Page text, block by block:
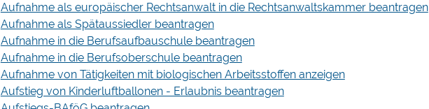
Aufnahme als europäischer Rechtsanwalt in die Rechtsanwaltskammer beantragen
Aufnahme als Spätaussiedler beantragen
Aufnahme in die Berufsaufbauschule beantragen
Aufnahme in die Berufsoberschule beantragen
Aufnahme von Tätigkeiten mit biologischen Arbeitsstoffen anzeigen
Aufstieg von Kinderluftballonen - Erlaubnis beantragen